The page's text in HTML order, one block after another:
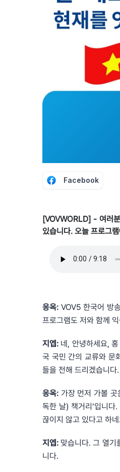
Facebook
[VOVWORLD] - 여러
있습니다. 오늘 프로그
응옥: VOV5 한국어 방
프로그램도 저와 함께
지엡: 네, 안녕하세요,
국 국민 간의 교류와 문
들을 전해 드리겠습니다.
응옥: 가장 먼저 가볼
독한 날) 책거리’입니
끊이지 않고 있다고 하
지엡: 맞습니다. 그 열기
니다.